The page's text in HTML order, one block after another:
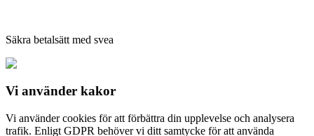
Säkra betalsätt med svea
Vi använder kakor
Vi använder cookies för att förbättra din upplevelse och analysera
trafik. Enligt GDPR behöver vi ditt samtycke för att använda